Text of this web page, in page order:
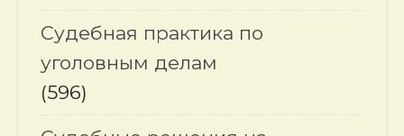
Судебная практика по
уголовным делам
(596)